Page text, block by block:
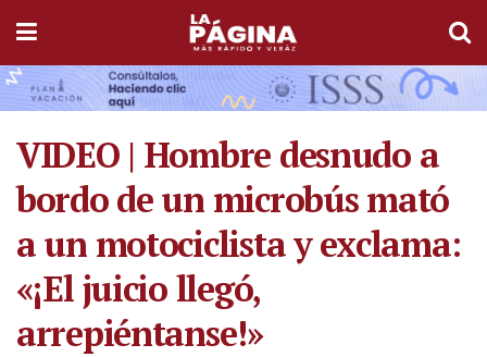
VIDEO | Hombre desnudo a
bordo de un microbús mató
a un motociclista y exclama:
«¡El juicio llegó,
arrepiéntanse!»